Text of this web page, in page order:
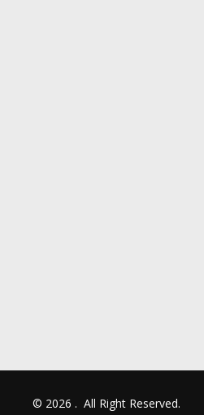
© 2026 . All Right Reserved.